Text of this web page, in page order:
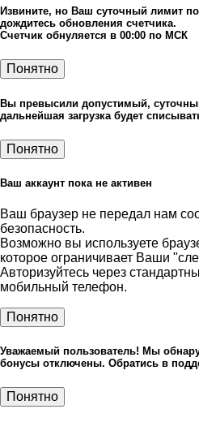
Извините, но Ваш суточный лимит
дождитесь обновления счетчика.
Счетчик обнуляется в 00:00 по МСК
Понятно
Вы превысили допустимый,
дальнейшая загрузка будет
Понятно
Ваш аккаунт пока не активен
Ваш браузер не передал нам
безопасность.
Возможно вы используете
которое ограничивает Ваши
Авторизуйтесь через
мобильный телефон.
Понятно
Уважаемый пользователь! Мы
бонусы отключены. Обратись в
Понятно